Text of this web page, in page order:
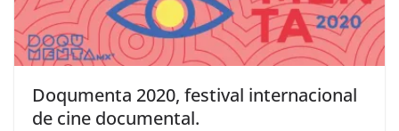
Doqumenta 2020, festival internacional
de cine documental.